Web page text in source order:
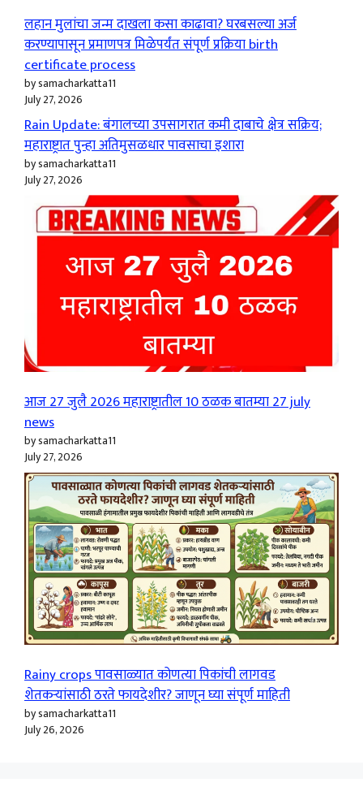
लहान मुलांचा जन्म दाखला कसा काढावा? घरबसल्या अर्ज
करण्यापासून प्रमाणपत्र मिळेपर्यंत संपूर्ण प्रक्रिया birth
certificate process
by samacharkatta11
July 27, 2026
Rain Update: बंगालच्या उपसागरात कमी दाबाचे क्षेत्र सक्रिय;
महाराष्ट्रात पुन्हा अतिमुसळधार पावसाचा इशारा
by samacharkatta11
July 27, 2026
आज 27 जुलै 2026 महाराष्ट्रातील 10 ठळक बातम्या 27 july
news
by samacharkatta11
July 27, 2026
Rainy crops पावसाळ्यात कोणत्या पिकांची लागवड
शेतकऱ्यांसाठी ठरते फायदेशीर? जाणून घ्या संपूर्ण माहिती
by samacharkatta11
July 26, 2026